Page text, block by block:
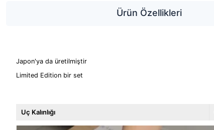
Ürün Özellikleri
Japon'ya da üretilmiştir
Limited Edition bir set
Uç Kalınlığı